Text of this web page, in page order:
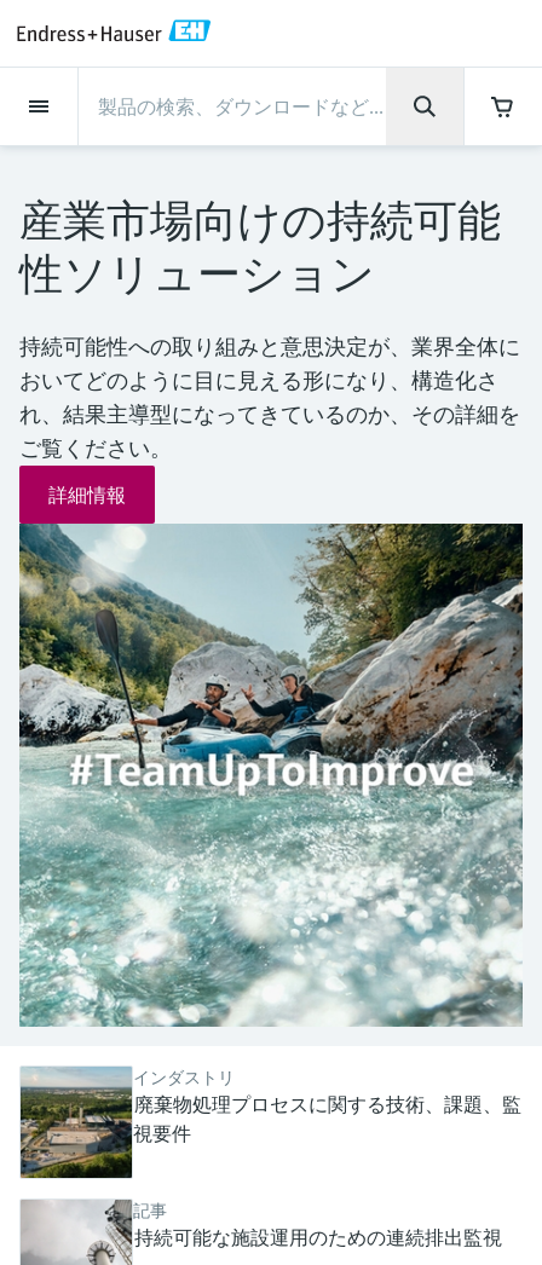
製品
流量計
レベル計・レベルスイッチ
水質分析
温度計
圧力 / 差圧伝送器
記録計・システム製品
化学成分の光学式分析
Netilion IIoT
ソフトウェア
製品ツール
製品ファインダ
製品の特性から、製品を検索できます。
製品選定ツール『Applicator』
用途に応じて製品を検索・選定・構成
ー）
機器固有の情報とドキュメント（取扱説明
書、技術仕様書、後継製品、スペアパー
ツ）を見つける
スペアパーツの検索
製品ルート、注文コード、またはシリアル
流量計
電磁流量計
コリオリ質量流量計
超音波流量計
渦流量計
熱式質量流量計
差圧流量測定
製品一覧
レベル計・レベルスイッ
レーダーレベル計
ガイドレーダーレベル計
超音波式レベル計
静電容量式レベル計
静圧レベル測定
導電率式レベル計
フロート式レベルスイッチ
放射線式レベル計
パドル式レベルスイッチ
サーボ式レベル計
機械式レベル計
マイクロ波バリアレベル測定
圧力を使用したレベル測定
製品一覧
水質分析
pHセンサおよび変換器
Conductivity sensors & transmitters
濁度センサ & 変換器
塩素センサ & 変換器
溶存酸素センサおよび変換器
実験器具
自動ウォーターサンプラ
TOC, COD & SAC アナライザ
ORP（酸化 還元 電位）センサお
よび変換器
汚泥界面センサおよび変換器
栄養塩測定用アナライザ & センサ
金属測定用アナライザ
プロセスフォトメータ
マイクロ波透過による測定
Memosens technology
製品一覧
温度計
温度伝送器
産業用温度計
サーモウェル
高温用温度計
サニタリ温度計
一体型温度計
温度スイッチ
表面温度計
ケーブル付プローブ
マルチポイント温度計
製品一覧
圧力 / 差圧伝送器
絶対圧およびゲージ圧測定
差圧測定
製品一覧
記録計・システム製品
データマネージャ＆データロガー
プロセス表示器およびコントロー
電源およびバリア
ワイヤレスHART ソリューション
ゲートウェイ & モデム
ハンドヘルドコミュニケータ
Energy managers & application
managers
サージアレスタ
製品一覧
化学成分の光学式分析
TDLASとQF分析装置
ラマン分光システム
排出ガス監視ソリューション
粒子計測機器
デジタルアナライザソリューショ
プロセスガスアナライザ
大気質計測機器
煙検出器
視程測定装置
overheight detectors（車両の高さ
超過検出器）
製品一覧
Netilion IIoT
Netilion Value
Netilion Health
Netilion Analytics
Netilionライブラリ
Netilion Inventory
Netilion Connect
Netilion Device Viewer
Netilion Water
計装サービス
エンジニアリングサービス
サポートサービスおよび教育サー
計測器のメンテナンス
パフォーマンス最適化サービス
View all
エンジニアリングサービ
計器新規調整
延長保証
サポートサービスおよび
計測器サポート
プロセス計装トレーニング講座
計測器のメンテナンス
検証サービス
現地校正サービス
プロセスアナライザサービス
計測機器の修理
パフォーマンス最適化サー
測定性能分析
ダイナミックインストールベース
分析
インダストリー
食品 & 飲料産業
水処理・排水処理
石油・ガス／海事産業
ライフサイエンス
化学産業：サステナブルな成功の
パートナー
電力とエネルギー産業
鉱業、鉄鋼産業：持続可能な未来
を引き出す
ユーティリティ - 蒸気ソリューシ
ョン
すべての業界の注目
産業市場向けの持続可能性ソリュ
ーション
プロセス産業を変革するデジタル
意思決定に活用できるプロセスの
見える化で実現するオペレーショ
ナルエクセレンス
サポート
カスタマーサポート
サポートハブ：Endress+Hauserのサポート
に必要な情報を一括提供
取扱説明書、カタログ、ソフトウェア、ビ
デオ、認定書、その他さまざまなドキュメ
ントの検索、ダウンロードが可能です。
学ぶ
ラーニングセンター
Endress+Hauserのラーニングプラットフォ
ームなら、場所を問わず、最新技術を効率
的に学べます。豊富なコースとリソース
で、あなたのスキルアップを力強くサポー
トします。
イベント & トレーニング
研修、セミナー、展示会、サミット、オン
ラインセミナーなど、さまざまなイベント
からお選びください。
会社情報
Endress+Hauserについて
プロダクトセンターの役割
ケイパビリティ
導入事例
ニュース＆ストーリー
イベント & トレーニング
キャリア
Endress+Hauserについて
会社概要
エンドレスハウザー ジャパン
財務成績
グループ経営陣
沿革
企業文化と価値感
サステナビリティ
関連会社
プロダクトセンターの役
Endress+Hauser Level+Pressure
Endress+Hauser Liquid Analysis
Temperature+System Products
Endress+Hauser Digital Solutions
Endress+Hauser Optical Analysis
Endress+Hauser SICK
ケイパビリティ
プロセスの安全性
サイバーセキュリティ
プロジェクトのプロセスオートメ
ーション
My Endress+Hauser
B2B インテグレーション
ニュース＆ストーリー
ニュース＆ストーリー概要
すべての記事
プレスリリース
クイックファクト
メディア素材
プレスイベント
イベント & トレーニング
トレーニング
セミナー
展示会
オンラインセミナー
サミット
ネットワーキング
イベント & トレーニング ファイ
ンダ
キャリア
募集中の職種を見る
Endress+Hauserで働く
その他の採用情報
Job opportunities at Analytik Jena
Job opportunities with Innovative
Sensor Technology IST AG
Job opportunities at
Endress+Hauser SICK
産業市場向けの持続可能
性ソリューション
持続可能性への取り組みと意思決定が、業界全体に
おいてどのように目に見える形になり、構造化さ
れ、結果主導型になってきているのか、その詳細を
ご覧ください。
詳細情報
インダストリ
廃棄物処理プロセスに関する技術、課題、監
視要件
記事
持続可能な施設運用のための連続排出監視